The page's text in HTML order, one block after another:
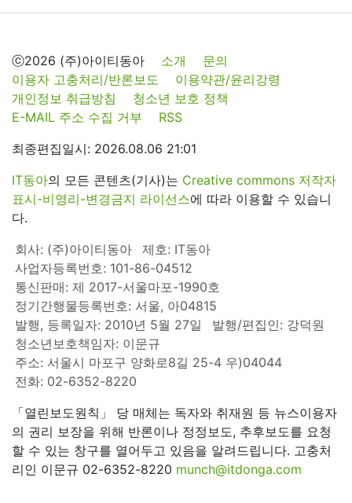
ⓒ2026 (주)아이티동아 소개
문의
이용자 고충처리/반론보도
이용약관/윤리강령
개인정보 취급방침
청소년 보호 정책
E-MAIL 주소 수집 거부
RSS
최종편집일시: 2026.08.06 21:01
IT동아의 모든 콘텐츠(기사)는 Creative commons 저작자
표시-비영리-변경금지 라이선스에 따라 이용할 수 있습니
다.
회사: (주)아이티동아
제호: IT동아
사업자등록번호: 101-86-04512
통신판매: 제 2017-서울마포-1990호
정기간행물등록번호: 서울, 아04815
발행, 등록일자: 2010년 5월 27일
발행/편집인: 강덕원
청소년보호책임자: 이문규
주소: 서울시 마포구 양화로8길 25-4 우)04044
전화: 02-6352-8220
「열린보도원칙」 당 매체는 독자와 취재원 등 뉴스이용자
의 권리 보장을 위해 반론이나 정정보도, 추후보도를 요청
할 수 있는 창구를 열어두고 있음을 알려드립니다. 고충처
리인 이문규 02-6352-8220 munch@itdonga.com